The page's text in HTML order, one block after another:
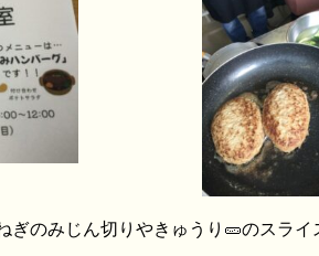
ぎのみじん切りやきゅうり🥒のスラ